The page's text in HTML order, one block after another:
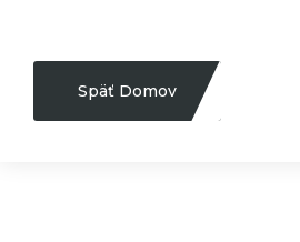
Späť Domov